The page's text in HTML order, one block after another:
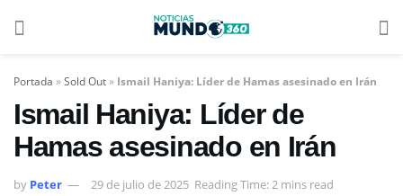
Portada »Sold Out» Ismail Haniya: Líder de Hamas asesinado en Irán
Ismail Haniya: Líder de
Hamas asesinado en Irán
by Peter 29 de julio de 2025 Reading Time: 2 mins read